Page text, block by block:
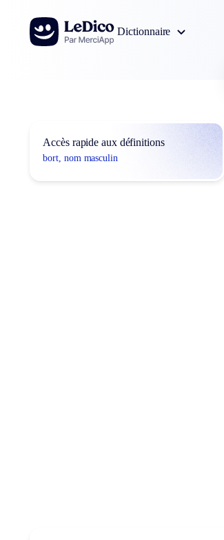
Aller au contenu
Dictionnaire
Accès rapide aux définitions
bort, nom masculin